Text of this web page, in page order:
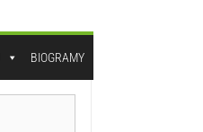
BIOGRAMY